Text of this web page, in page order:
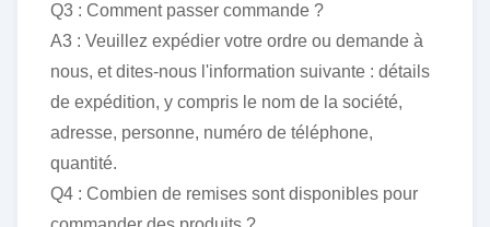
Q3 : Comment passer commande ?
A3 : Veuillez expédier votre ordre ou demande à
nous, et dites-nous l'information suivante : détails
de expédition, y compris le nom de la société,
adresse, personne, numéro de téléphone,
quantité.
Q4 : Combien de remises sont disponibles pour